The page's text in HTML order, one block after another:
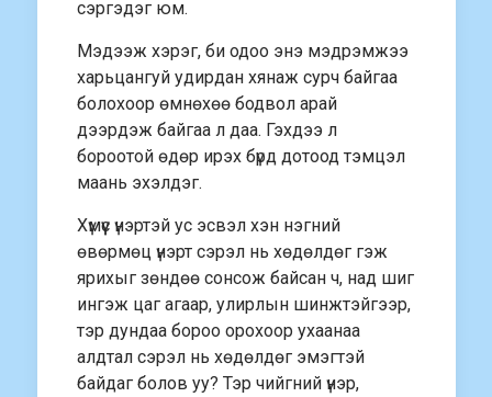
сэргэдэг юм.
Мэдээж хэрэг, би одоо энэ мэдрэмжээ
харьцангуй удирдан хянаж сурч байгаа
болохоор өмнөхөө бодвол арай
дээрдэж байгаа л даа. Гэхдээ л
бороотой өдөр ирэх бүрд дотоод тэмцэл
маань эхэлдэг.
Хүмүүс үнэртэй ус эсвэл хэн нэгний
өвөрмөц үнэрт сэрэл нь хөдөлдөг гэж
ярихыг зөндөө сонсож байсан ч, над шиг
ингэж цаг агаар, улирлын шинжтэйгээр,
тэр дундаа бороо орохоор ухаанаа
алдтал сэрэл нь хөдөлдөг эмэгтэй
байдаг болов уу? Тэр чийгний үнэр,